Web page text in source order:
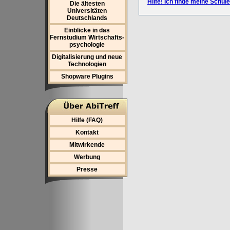
Die ältesten
Universitäten
Deutschlands
Einblicke in das
Fernstudium Wirtschafts-
psychologie
Digitalisierung und neue
Technologien
Shopware Plugins
Hilfe (FAQ)
Kontakt
Mitwirkende
Werbung
Presse
Hilfe! Ich finde meine